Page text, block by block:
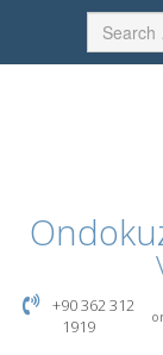
+90 362 312
1919